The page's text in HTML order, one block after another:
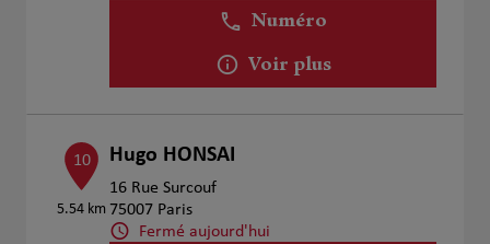
Numéro
Voir plus
10
5.54 km
Hugo HONSAI
16 Rue Surcouf
75007 Paris
Fermé aujourd'hui